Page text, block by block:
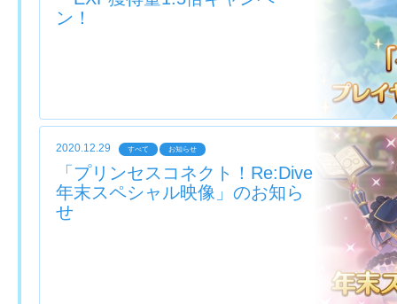
ン！
2020.12.29 すべて お知らせ
「プリンセスコネクト！Re:Dive
年末スペシャル映像」のお知ら
せ